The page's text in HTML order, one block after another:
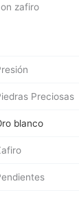
zafiro
Preciosas
blanco